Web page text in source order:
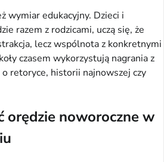
wymiar edukacyjny. Dzieci i
razem z rodzicami, uczą się, że
lecz wspólnota z konkretnymi
czasem wykorzystują nagrania z
retoryce, historii najnowszej czy
orędzie noworoczne w